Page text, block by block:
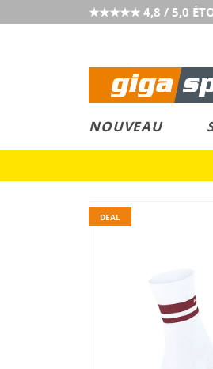
★★★★★ 4,8 / 5,0
NOUVEAU
DEAL